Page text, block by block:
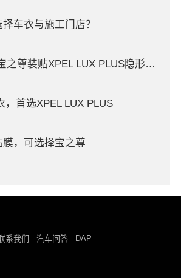
车衣与施工门店？
问界M9在上海宝之尊装贴XPEL LUX PLUS隐形车衣
，首选XPEL LUX PLUS
，可选择宝之尊
系我们 汽车问答 DAP